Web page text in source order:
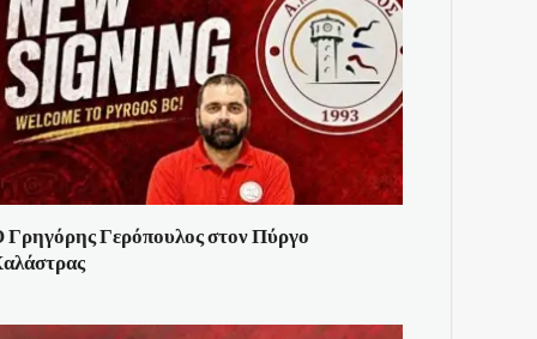
Γρηγόρης Γερόπουλος στον Πύργο